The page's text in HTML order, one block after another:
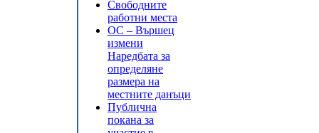
Свободните
работни места
ОС – Вършец
измени
Наредбата за
определяне
размера на
местните данъци
Публична
покана за